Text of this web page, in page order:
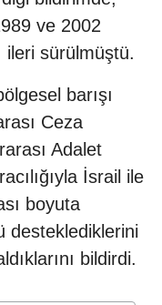
ve 2002
ileri sürülmüştü.
barışı
Ceza
Adalet
İsrail ile
boyuta
desteklediklerini
bildirdi.